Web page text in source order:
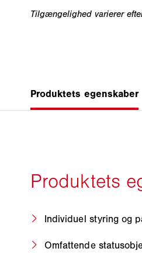
Individuel styring og
Omfattende